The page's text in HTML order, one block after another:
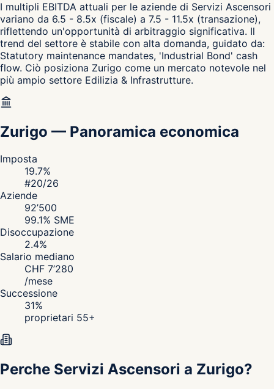
I multipli EBITDA attuali per le aziende di Servizi Ascensori
variano da 6.5 - 8.5x (fiscale) a 7.5 - 11.5x (transazione),
riflettendo un'opportunità di arbitraggio significativa. Il
trend del settore è stabile con alta domanda, guidato da:
Statutory maintenance mandates, 'Industrial Bond' cash
flow. Ciò posiziona Zurigo come un mercato notevole nel
più ampio settore Edilizia & Infrastrutture.
Zurigo — Panoramica economica
Imposta
19.7%
#20/26
Aziende
92’500
99.1% SME
Disoccupazione
2.4%
Salario mediano
CHF 7’280
/mese
Successione
31%
proprietari 55+
Perche Servizi Ascensori a Zurigo?